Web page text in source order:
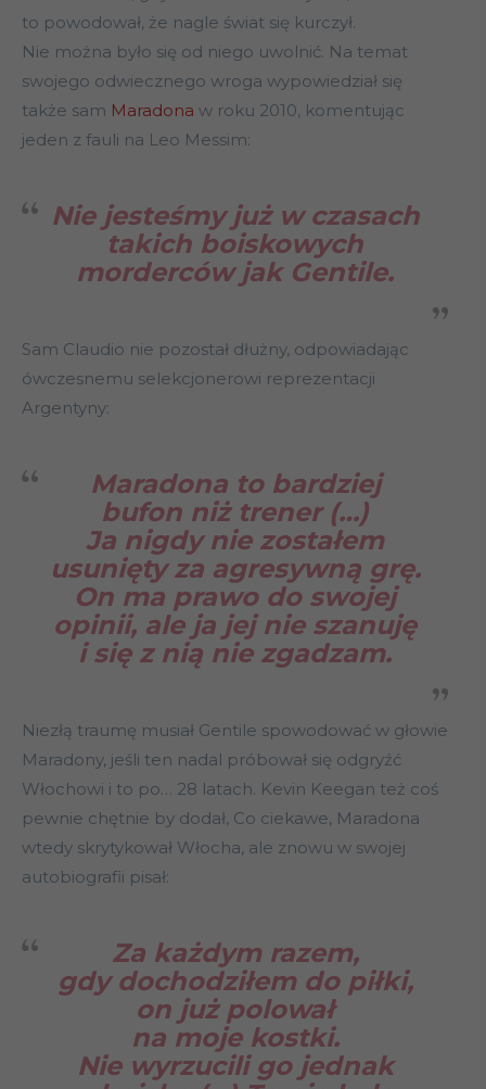
to powodował, że nagle świat się kurczył.
Nie można było się od niego uwolnić. Na temat
swojego odwiecznego wroga wypowiedział się
także sam Maradona w roku 2010, komentując
jeden z fauli na Leo Messim:
Nie jesteśmy już w czasach
takich boiskowych
morderców jak Gentile.
Sam Claudio nie pozostał dłużny, odpowiadając
ówczesnemu selekcjonerowi reprezentacji
Argentyny:
Maradona to bardziej
bufon niż trener (…)
Ja nigdy nie zostałem
usunięty za agresywną grę.
On ma prawo do swojej
opinii, ale ja jej nie szanuję
i się z nią nie zgadzam.
Niezłą traumę musiał Gentile spowodować w głowie
Maradony, jeśli ten nadal próbował się odgryźć
Włochowi i to po… 28 latach. Kevin Keegan też coś
pewnie chętnie by dodał, Co ciekawe, Maradona
wtedy skrytykował Włocha, ale znowu w swojej
autobiografii pisał:
Za każdym razem,
gdy dochodziłem do piłki,
on już polował
na moje kostki.
Nie wyrzucili go jednak